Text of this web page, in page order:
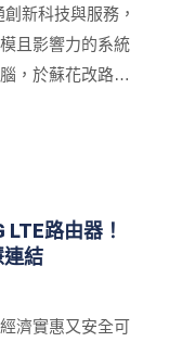
新科技與服務，
且影響力的系統
，於蘇花改路廊
的工業級5G路由
假期之壅塞狀
年資訊月榮獲智
整合服務創新價
有榮焉。
路由器！
結
濟實惠又安全可